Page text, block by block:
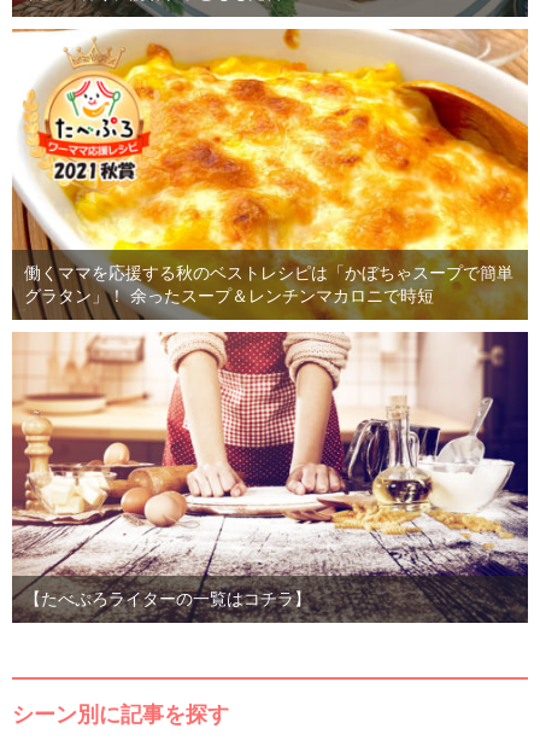
働くママを応援する秋のベストレシピは「かぼちゃスープで簡単
グラタン」！ 余ったスープ＆レンチンマカロニで時短
【たべぷろライターの一覧はコチラ】
シーン別に記事を探す